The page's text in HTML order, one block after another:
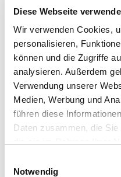
Diese Webseite
Wir verwenden Cookies,
personalisieren,
können und die Zugriffe
analysieren. Außerdem
Verwendung unserer
Medien, Werbung und
führen diese
Daten zusammen, die
Sie unsere Webseite
Notwendig
Plz/Ort:
17398 Ducherow
Land:
Deutschland
Telefon:
015122648031